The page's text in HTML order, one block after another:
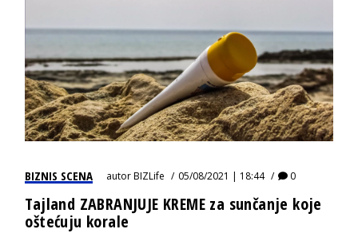
BIZNIS SCENA autorBIZLife 05/08/2021 | 18:44 0
Tajland ZABRANJUJE KREME za sunčanje koje
oštećuju korale